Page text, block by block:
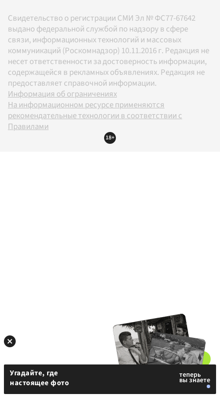
Свидетельство о регистрации СМИ Эл № ФС77-67642
выдано федеральной службой по надзору в сфере
связи, информационных технологий и массовых
коммуникаций (Роскомнадзор) 10.11.2016 г. Редакция не
несет ответственности за достоверность информации,
содержащейся в рекламных объявлениях. Редакция не
предоставляет справочной информации.
Информация об ограничениях
На информационном ресурсе применяются
рекомендательные технологии в соответствии с
Правилами
18+
Угадайте, где
настоящее фото